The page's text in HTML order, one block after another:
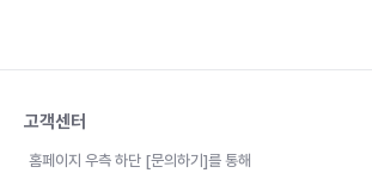
고객센터
홈페이지 우측 하단 [문의하기]를 통해